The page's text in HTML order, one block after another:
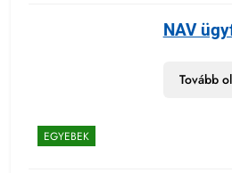
EGYEBEK
NAV
Tovább